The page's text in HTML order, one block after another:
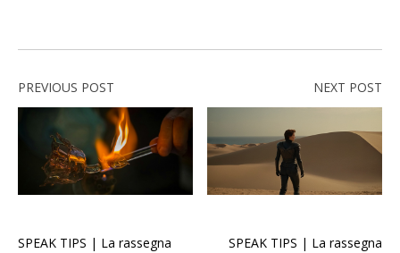
PREVIOUS POST
SPEAK TIPS | La rassegna
NEXT POST
SPEAK TIPS | La rassegna